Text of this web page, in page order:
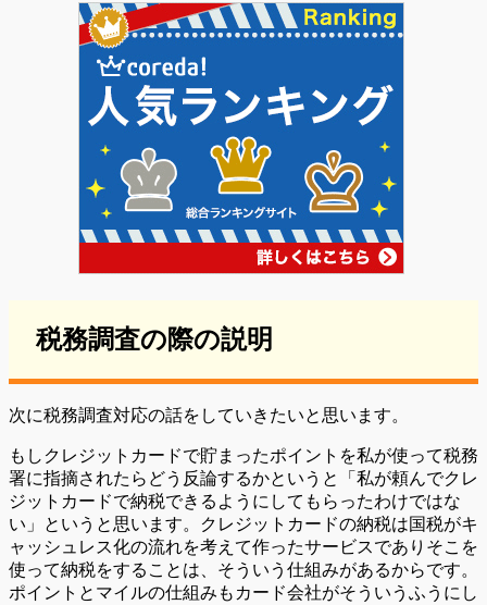
税務調査の際の説明
次に税務調査対応の話をしていきたいと思います。
もしクレジットカードで貯まったポイントを私が使って税務
署に指摘されたらどう反論するかというと「私が頼んでクレ
ジットカードで納税できるようにしてもらったわけではな
い」というと思います。クレジットカードの納税は国税がキ
ャッシュレス化の流れを考えて作ったサービスでありそこを
使って納税をすることは、そういう仕組みがあるからです。
ポイントとマイルの仕組みもカード会社がそういうふうにし